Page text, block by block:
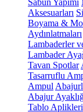
Sabun Yapımı
Aksesuarları
Boyama &
Aydınlatmaları
Lambaderler
Lambader
Tavan Spotlar
Tasarruflu
Ampul
Abajur
Tablo Aplikleri